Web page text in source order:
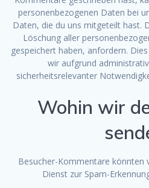
personenbezogenen Daten bei
Daten, die du uns mitgeteilt hast.
Löschung aller
gespeichert haben, anfordern.
wir aufgrund
sicherheitsrelevanter
Wohin wir
Besucher-Kommentare könnten
Dienst zur Spam-